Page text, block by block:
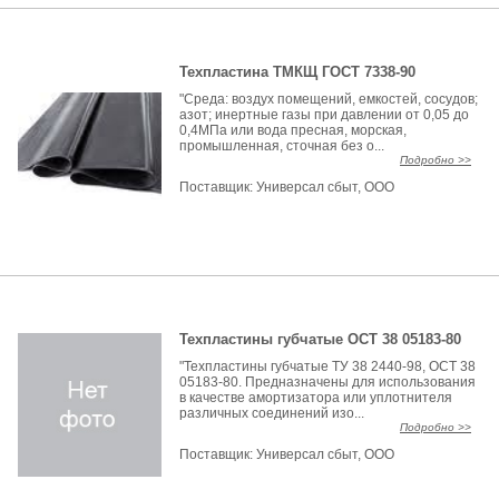
Техпластина ТМКЩ ГОСТ 7338-90
"Среда: воздух помещений, емкостей, сосудов;
азот; инертные газы при давлении от 0,05 до
0,4МПа или вода пресная, морская,
промышленная, сточная без о...
Подробно >>
Поставщик:Универсал сбыт, ООО
Техпластины губчатые ОСТ 38 05183-80
"Техпластины губчатые ТУ 38 2440-98, ОСТ 38
05183-80. Предназначены для использования
в качестве амортизатора или уплотнителя
различных соединений изо...
Подробно >>
Поставщик:Универсал сбыт, ООО